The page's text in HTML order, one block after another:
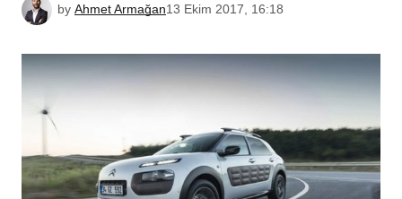
by Ahmet Armağan13 Ekim 2017, 16:18